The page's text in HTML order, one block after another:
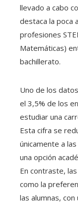
llevado a cabo
destaca la poca
profesiones
Matemáticas)
bachillerato.
Uno de los
el 3,5% de los
estudiar una
Esta cifra se
únicamente a
una opción
En contraste,
como la
las alumnas,